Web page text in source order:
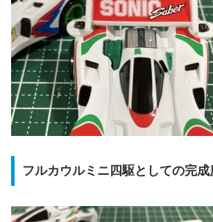
フルカウルミニ四駆としての完成